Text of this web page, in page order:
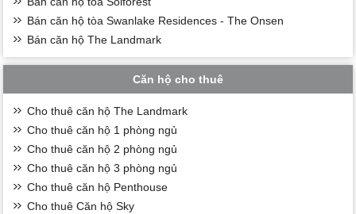
Bán căn hộ tòa Swanlake Residences - The Onsen
Bán căn hộ The Landmark
Căn hộ cho thuê
Cho thuê căn hộ The Landmark
Cho thuê căn hộ 1 phòng ngủ
Cho thuê căn hộ 2 phòng ngủ
Cho thuê căn hộ 3 phòng ngủ
Cho thuê căn hộ Penthouse
Cho thuê Căn hộ Sky